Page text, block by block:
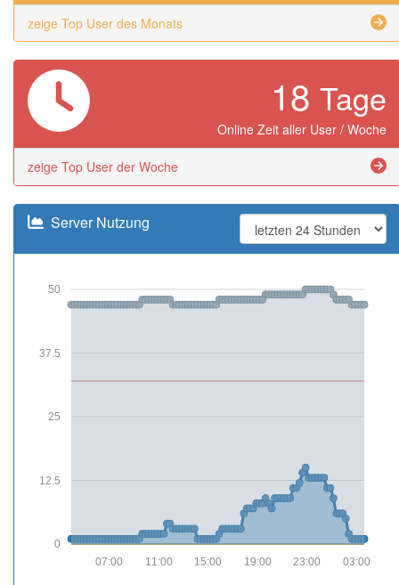
zeige Top User des Monats
18 Tage
Online Zeit aller User / Woche
zeige Top User der Woche
Server Nutzung
0
12.5
25
37.5
50
03:00
23:00
19:00
15:00
11:00
07:00